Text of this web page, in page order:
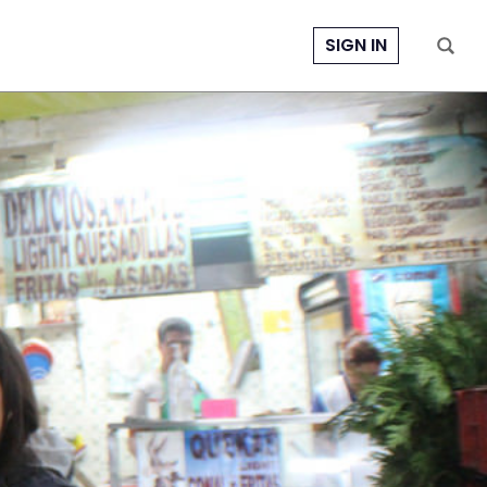
SIGN IN